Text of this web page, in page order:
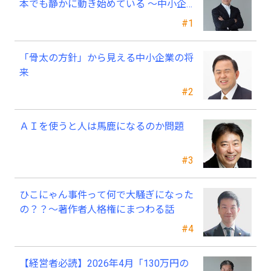
#1
本でも静かに動き始めている ～中小企
業経営者が今、見直すべき採用・業務・
#2
「骨太の方針」から見える中小企業の将
来
#3
ＡＩを使うと人は馬鹿になるのか問題
#4
ひこにゃん事件って何で大騒ぎになった
の？？～著作者人格権にまつわる話
【経営者必読】2026年4月「130万円の